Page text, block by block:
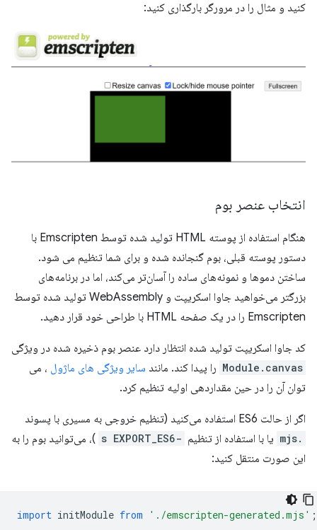
کنید و مثال را در مرورگر بارگذاری کنید:
انتخاب عنصر بوم
هنگام استفاده از پوسته HTML تولید شده توسط Emscripten با
دستور پوسته قبلی، بوم گنجانده شده و برای شما تنظیم می شود.
ساختن دموها و نمونه‌های ساده را آسان‌تر می‌کند، اما در برنامه‌های
بزرگتر می‌خواهید جاوا اسکریپت و WebAssembly تولید شده توسط
Emscripten را در یک صفحه HTML با طراحی خود قرار دهید.
کد جاوا اسکریپت تولید شده انتظار دارد عنصر بوم ذخیره شده در ویژگی
Module.canvas را پیدا کند. مانند سایر ویژگی های ماژول ، می
توان آن را در حین مقداردهی اولیه تنظیم کرد.
اگر از حالت ES6 استفاده می‌کنید (تنظیم خروجی به مسیری با پسوند
.mjs یا با استفاده از تنظیم -s EXPORT_ES6
)، می‌توانید بوم را به
این صورت منتقل کنید:
import initModule from './emscripten-generated.mjs' ;